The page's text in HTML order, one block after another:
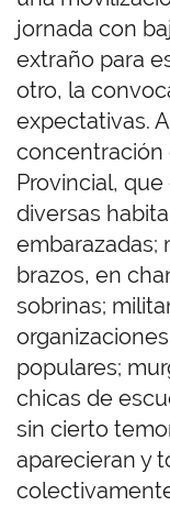
jornada con
extraño para
otro, la
expectativas.
concentración
Provincial,
diversas
embarazadas;
brazos, en
sobrinas;
populares;
chicas de
sin cierto
aparecieran y